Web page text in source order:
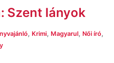
Szent lányok
, Krimi, Magyarul, Női író,